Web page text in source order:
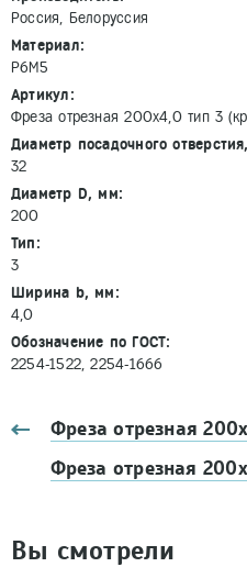
Россия, Белоруссия
Материал:
Р6М5
Артикул:
Фреза отрезная 200х4,0 тип 3
Диаметр посадочного
32
Диаметр D, мм:
200
Тип:
3
Ширина b, мм:
4,0
Обозначение по ГОСТ:
2254-1522, 2254-1666
Фреза отрезная
Фреза отрезная
Вы смотрели